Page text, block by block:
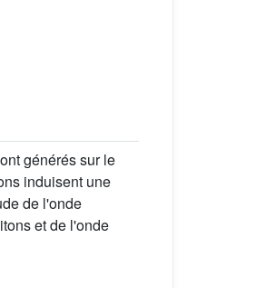
générés sur le
induisent une
de l'onde
et de l'onde